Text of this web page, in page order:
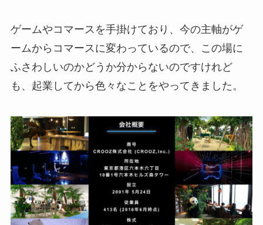
ゲームやコマースを手掛けており、今の主軸がゲ
ームからコマースに変わっているので、この場に
ふさわしいのかどうか分からないのですけれど
も、起業してから色々なことをやってきました。